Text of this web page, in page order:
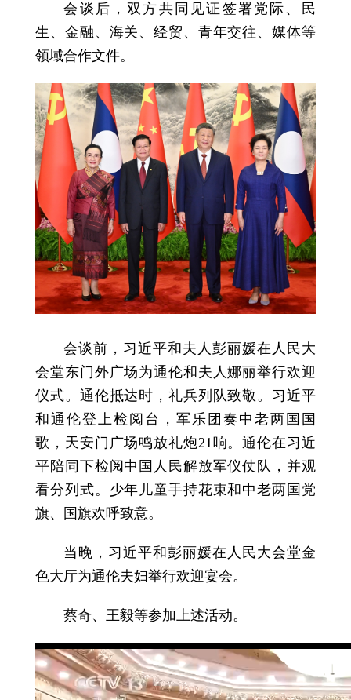
会谈后，双方共同见证签署党际、民
生、金融、海关、经贸、青年交往、媒体等
领域合作文件。
会谈前，习近平和夫人彭丽媛在人民大
会堂东门外广场为通伦和夫人娜丽举行欢迎
仪式。通伦抵达时，礼兵列队致敬。习近平
和通伦登上检阅台，军乐团奏中老两国国
歌，天安门广场鸣放礼炮21响。通伦在习近
平陪同下检阅中国人民解放军仪仗队，并观
看分列式。少年儿童手持花束和中老两国党
旗、国旗欢呼致意。
当晚，习近平和彭丽媛在人民大会堂金
色大厅为通伦夫妇举行欢迎宴会。
蔡奇、王毅等参加上述活动。